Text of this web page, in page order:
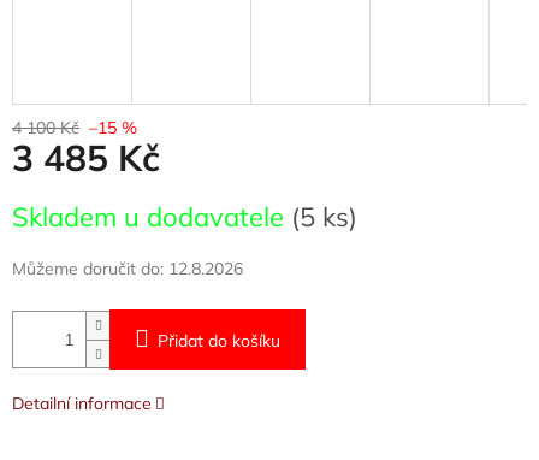
4 100 Kč –15 %
3 485 Kč
cena:
Skladem u dodavatele (5 ks)
Můžeme doručit do: 12.8.2026
Přidat do košíku
Detailní informace